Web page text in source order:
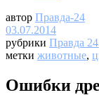
автор Правда-24
03.07.2014
рубрики Правда 24
метки животные,
Ошибки